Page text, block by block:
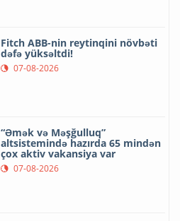
Fitch ABB-nin reytinqini növbəti
dəfə yüksəltdi!
07-08-2026
“Əmək və Məşğulluq”
altsistemində hazırda 65 mindən
çox aktiv vakansiya var
07-08-2026